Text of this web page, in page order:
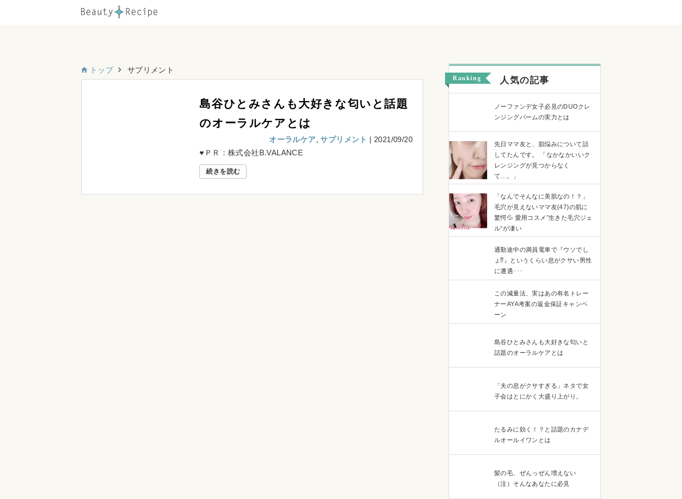
トップ サプリメント
島谷ひとみさんも大好きな匂いと話題
のオーラルケアとは
オーラルケア サプリメント | 2021/09/20
♥ＰＲ：株式会社B.VALANCE
続きを読む
Ranking 人気の記事
ノーファンデ女子必見のDUOクレ
ンジングバームの実力とは
先日ママ友と、肌悩みについて話
してたんです。 「なかなかいいク
レンジングが見つからなく
て…。」
「なんでそんなに美肌なの！？」
毛穴が見えないママ友(47)の肌に
驚愕💦 愛用コスメ”生きた毛穴ジェ
ル“が凄い
通勤途中の満員電車で『ウソでし
ょ⁉』というくらい息がクサい男性
に遭遇･･･
この減量法、実はあの有名トレー
ナーAYA考案の返金保証キャンペ
ーン
島谷ひとみさんも大好きな匂いと
話題のオーラルケアとは
「夫の息がクサすぎる」ネタで女
子会はとにかく大盛り上がり。
たるみに効く！？と話題のカナデ
ルオールイワンとは
髪の毛、ぜんっぜん増えない
（泣）そんなあなたに必見